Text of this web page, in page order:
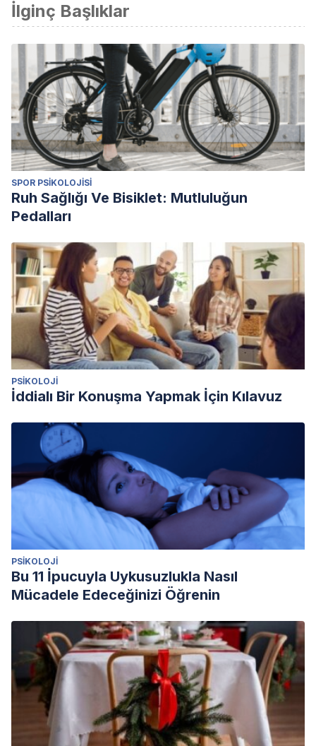
İlginç Başlıklar
SPOR PSIKOLOJISI
Ruh Sağlığı Ve Bisiklet: Mutluluğun
Pedalları
PSIKOLOJI
İddialı Bir Konuşma Yapmak İçin Kılavuz
PSIKOLOJI
Bu 11 İpucuyla Uykusuzlukla Nasıl
Mücadele Edeceğinizi Öğrenin